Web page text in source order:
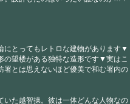
にとってもレトロな建物があります▼
の望楼がある独特な造形です▼実はこ
署とは思えないほど優美で和む署内の
た越智操。彼は一体どんな人物なの